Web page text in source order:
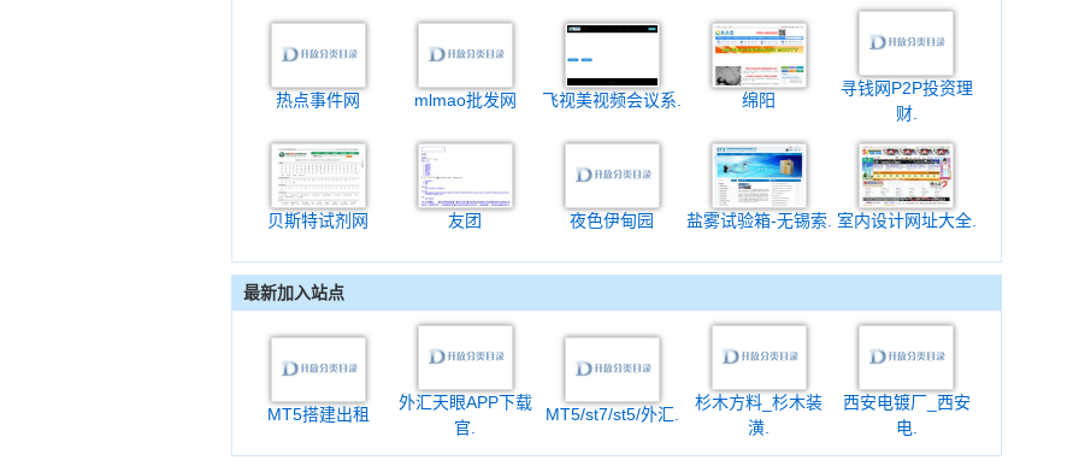
热点事件网 mlmao批发网 飞视美视频会议系. 绵阳
寻钱网P2P投资理
财.
贝斯特试剂网 友团 夜色伊甸园 盐雾试验箱-无锡索. 室内设计网址大全.
最新加入站点
MT5搭建出租
外汇天眼APP下载
官.
MT5/st7/st5/外汇.
杉木方料_杉木装
潢.
西安电镀厂_西安
电.